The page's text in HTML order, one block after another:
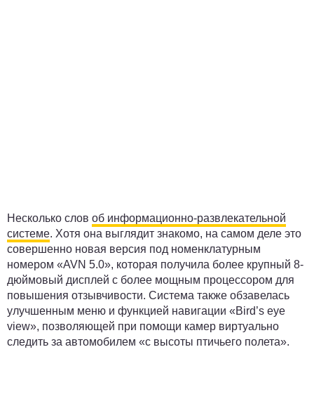
Несколько слов об информационно-развлекательной
системе. Хотя она выглядит знакомо, на самом деле это
совершенно новая версия под номенклатурным
номером «AVN 5.0», которая получила более крупный 8-
дюймовый дисплей с более мощным процессором для
повышения отзывчивости. Система также обзавелась
улучшенным меню и функцией навигации «Bird’s eye
view», позволяющей при помощи камер виртуально
следить за автомобилем «с высоты птичьего полета».